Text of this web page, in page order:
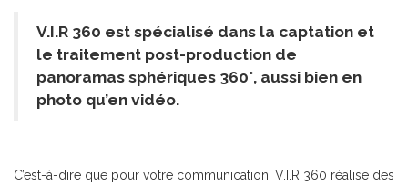
V.I.R 360 est spécialisé dans la captation et
le traitement post-production de
panoramas sphériques 360°, aussi bien en
photo qu’en vidéo.
C’est-à-dire que pour votre communication, V.I.R 360 réalise des